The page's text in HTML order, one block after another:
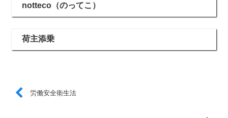
notteco（のってこ）
荷主添乗
労働安全衛生法